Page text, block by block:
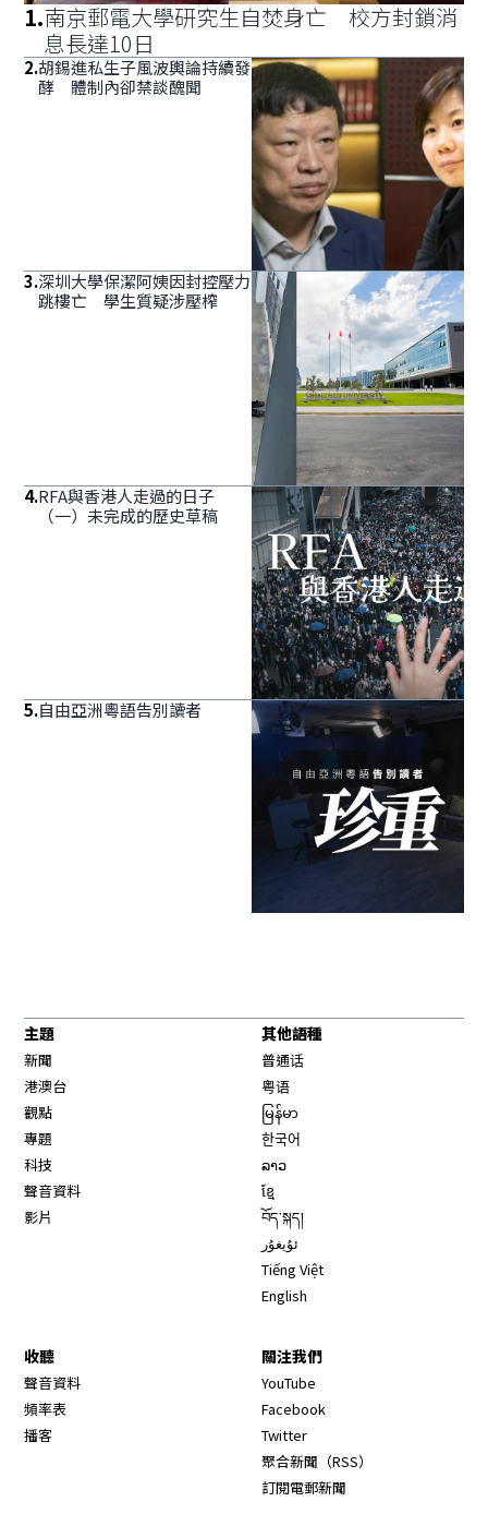
1.南京郵電大學研究生自焚身亡 校方封鎖消
息長達10日
2.胡錫進私生子風波輿論持續發
酵 體制內卻禁談醜聞
3.深圳大學保潔阿姨因封控壓力
跳樓亡 學生質疑涉壓榨
4.RFA與香港人走過的日子
（一）未完成的歷史草稿
5.自由亞洲粵語告別讀者
主題
新聞
港澳台
觀點
專題
科技
聲音資料
影片
其他語種
普通话
粤语
မြန်မာ
한국어
ລາວ
ខ្មែ
བོད་སྐད།
ئۇيغۇر
Tiếng Việt
English
收聽
聲音資料
頻率表
播客
關注我們
YouTube
Facebook
Twitter
聚合新聞（RSS）
訂閱電郵新聞